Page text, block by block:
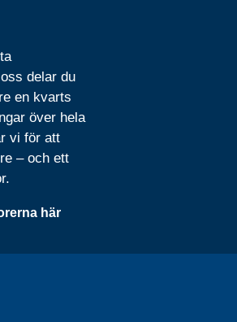
delar du
en kvarts
över hela
vi för att
– och ett
här